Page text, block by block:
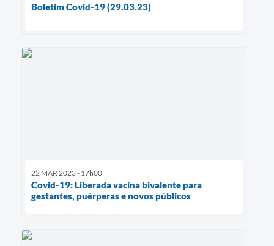
Boletim Covid-19 (29.03.23)
22 MAR 2023 - 17h00
Covid-19: Liberada vacina bivalente para
gestantes, puérperas e novos públicos